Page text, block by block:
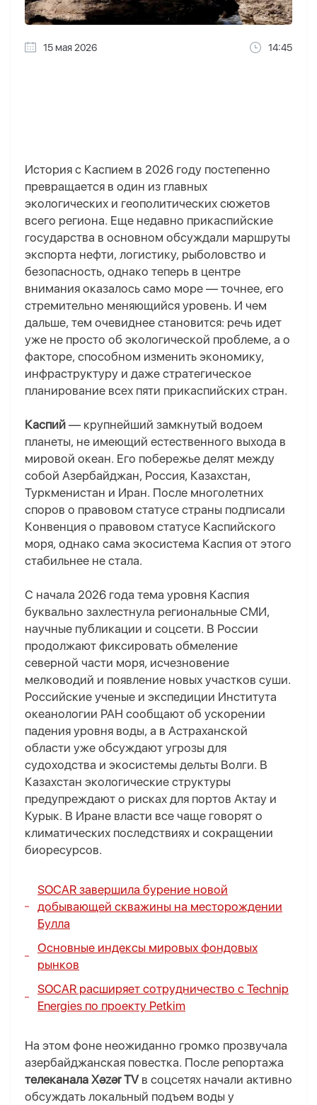
15 мая 2026 14:45
История с Каспием в 2026 году постепенно
превращается в один из главных
экологических и геополитических сюжетов
всего региона. Еще недавно прикаспийские
государства в основном обсуждали маршруты
экспорта нефти, логистику, рыболовство и
безопасность, однако теперь в центре
внимания оказалось само море — точнее, его
стремительно меняющийся уровень. И чем
дальше, тем очевиднее становится: речь идет
уже не просто об экологической проблеме, а о
факторе, способном изменить экономику,
инфраструктуру и даже стратегическое
планирование всех пяти прикаспийских стран.
Каспий — крупнейший замкнутый водоем
планеты, не имеющий естественного выхода в
мировой океан. Его побережье делят между
собой Азербайджан, Россия, Казахстан,
Туркменистан и Иран. После многолетних
споров о правовом статусе страны подписали
Конвенция о правовом статусе Каспийского
моря, однако сама экосистема Каспия от этого
стабильнее не стала.
С начала 2026 года тема уровня Каспия
буквально захлестнула региональные СМИ,
научные публикации и соцсети. В России
продолжают фиксировать обмеление
северной части моря, исчезновение
мелководий и появление новых участков суши.
Российские ученые и экспедиции Института
океанологии РАН сообщают об ускорении
падения уровня воды, а в Астраханской
области уже обсуждают угрозы для
судоходства и экосистемы дельты Волги. В
Казахстан экологические структуры
предупреждают о рисках для портов Актау и
Курык. В Иране власти все чаще говорят о
климатических последствиях и сокращении
биоресурсов.
SOCAR завершила бурение новой
добывающей скважины на месторождении
Булла
Основные индексы мировых фондовых
рынков
SOCAR расширяет сотрудничество с Technip
Energies по проекту Petkim
На этом фоне неожиданно громко прозвучала
азербайджанская повестка. После репортажа
телеканала Xəzər TVв соцсетях начали активно
обсуждать локальный подъем воды у